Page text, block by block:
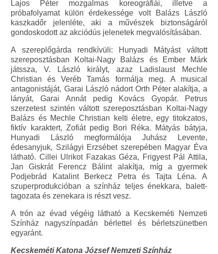
Lajos Péter mozgalmas koreográfiái, illetve a
próbafolyamat külön érdekessége volt Balázs László
kaszkadőr jelenléte, aki a művészek biztonságáról
gondoskodott az akciódús jelenetek megvalósításában.
A szereplőgárda rendkívüli: Hunyadi Mátyást váltott
szereposztásban Koltai-Nagy Balázs és Ember Márk
játssza, V. László királyt, azaz Ladislaust Mechle
Christian és Veréb Tamás formálja meg. A musical
antagonistáját, Garai László nádort Orth Péter alakítja, a
lányát, Garai Annát pedig Kovács Gyopár. Petrus
szerzetest szintén váltott szereposztásban Koltai-Nagy
Balázs és Mechle Christian kelti életre, egy titokzatos,
fiktív karaktert, Zofiát pedig Bori Réka. Mátyás bátyja,
Hunyadi László megformálója Juhász Levente,
édesanyjuk, Szilágyi Erzsébet szerepében Magyar Éva
látható. Cillei Ulrikot Fazakas Géza, Frigyest Pál Attila,
Jan Giskrát Ferencz Bálint alakítja, míg a gyermek
Podjebrád Katalint Berkecz Petra és Tajta Léna. A
szuperprodukcióban a színház teljes énekkara, balett-
tagozata és zenekara is részt vesz.
A trón az évad végéig látható a Kecskeméti Nemzeti
Színház nagyszínpadán bérlettel és bérletszünetben
egyaránt.
Kecskeméti Katona József Nemzeti Színház